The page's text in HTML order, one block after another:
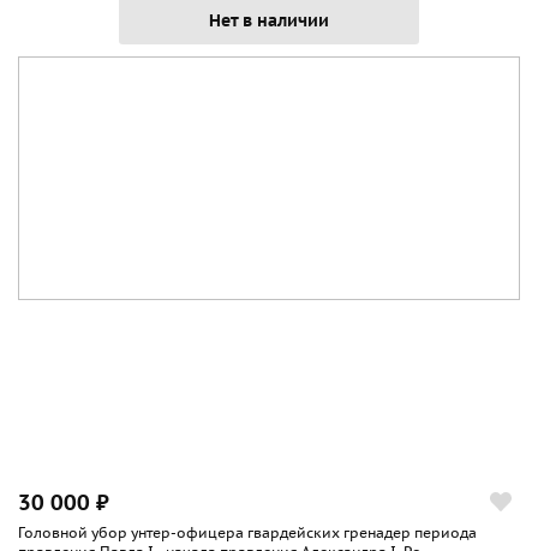
Нет в наличии
30 000 ₽
Головной убор унтер-офицера гвардейских гренадер периода